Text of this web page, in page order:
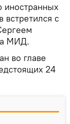
иностранных
встретился с
МИД.
во главе
24